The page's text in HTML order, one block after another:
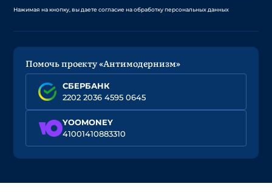
Нажимая на кнопку, вы даете согласие на обработку персональных данных
Помочь проекту «Антимодернизм»
СБЕРБАНК
2202 2036 4595 0645
YOOMONEY
41001410883310